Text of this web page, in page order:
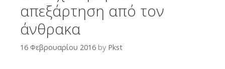
απεξάρτηση από τον
άνθρακα
16 Φεβρουαρίου 2016 by Pkst